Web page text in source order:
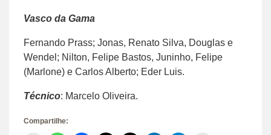
Vasco da Gama
Fernando Prass; Jonas, Renato Silva, Douglas e
Wendel; Nilton, Felipe Bastos, Juninho, Felipe
(Marlone) e Carlos Alberto; Eder Luis.
Técnico: Marcelo Oliveira.
Compartilhe: